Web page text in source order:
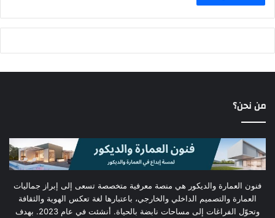
من نحن؟
فنون العمارة والديكور هي منصة معرفية متخصصة تسعى إلى إبراز جماليات
العمارة والتصميم الداخلي والخارجي، باعتبارها لغة تعكس الهوية والثقافة
وتحوّل الفراغات إلى مساحات نابضة بالحياة. أنشئت في عام 2023. بهدف